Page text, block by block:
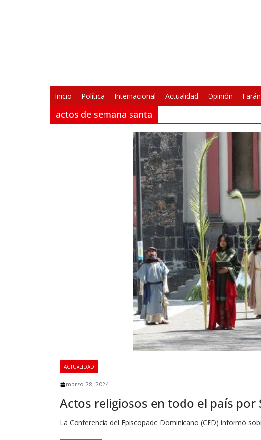
Inicio Política Internacional Actualidad Opinión
actos de semana santa
ACTUALIDAD
marzo 28, 2024
Actos religiosos en todo el país por
La Conferencia del Episcopado Dominicano (CED) informó